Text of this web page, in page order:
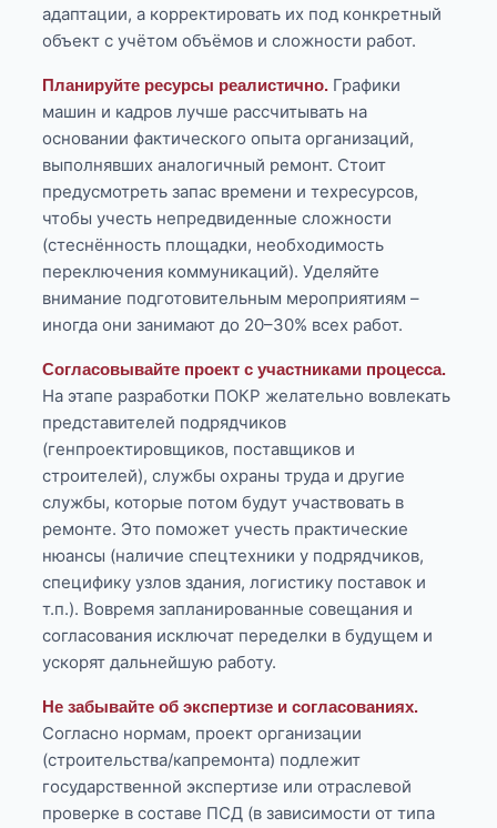
адаптации, а корректировать их под конкретный
объект с учётом объёмов и сложности работ.
Планируйте ресурсы реалистично. Графики
машин и кадров лучше рассчитывать на
основании фактического опыта организаций,
выполнявших аналогичный ремонт. Стоит
предусмотреть запас времени и техресурсов,
чтобы учесть непредвиденные сложности
(стеснённость площадки, необходимость
переключения коммуникаций). Уделяйте
внимание подготовительным мероприятиям –
иногда они занимают до 20–30% всех работ.
Согласовывайте проект с участниками процесса.
На этапе разработки ПОКР желательно вовлекать
представителей подрядчиков
(генпроектировщиков, поставщиков и
строителей), службы охраны труда и другие
службы, которые потом будут участвовать в
ремонте. Это поможет учесть практические
нюансы (наличие спецтехники у подрядчиков,
специфику узлов здания, логистику поставок и
т.п.). Вовремя запланированные совещания и
согласования исключат переделки в будущем и
ускорят дальнейшую работу.
Не забывайте об экспертизе и согласованиях.
Согласно нормам, проект организации
(строительства/капремонта) подлежит
государственной экспертизе или отраслевой
проверке в составе ПСД (в зависимости от типа